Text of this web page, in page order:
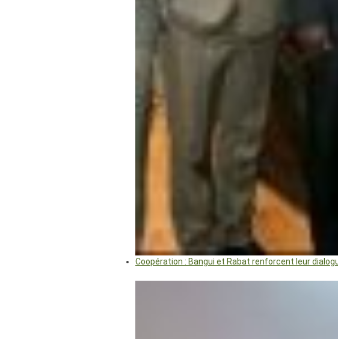
Coopération : Bangui et Rabat renforcent leur